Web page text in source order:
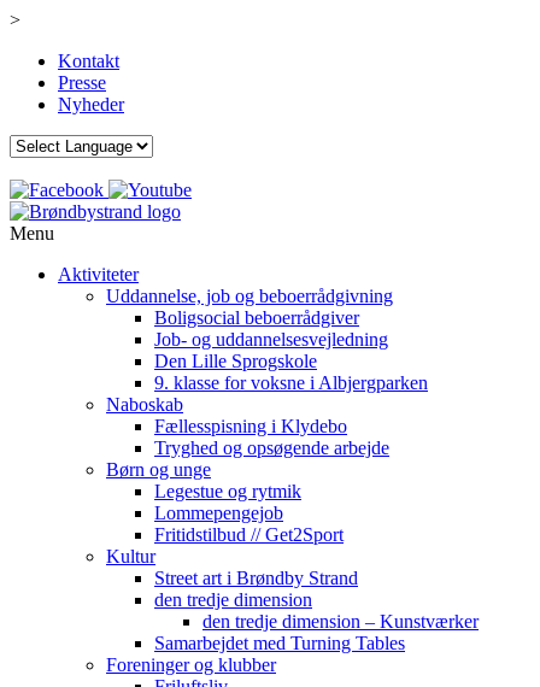
>
Kontakt
Presse
Nyheder
Menu
Aktiviteter
Uddannelse, job og beboerrådgivning
Boligsocial beboerrådgiver
Job- og uddannelsesvejledning
Den Lille Sprogskole
9. klasse for voksne i Albjergparken
Naboskab
Fællesspisning i Klydebo
Tryghed og opsøgende arbejde
Børn og unge
Legestue og rytmik
Lommepengejob
Fritidstilbud // Get2Sport
Kultur
Street art i Brøndby Strand
den tredje dimension
den tredje dimension – Kunstværker
Samarbejdet med Turning Tables
Foreninger og klubber